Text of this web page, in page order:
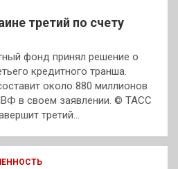
третий по счету
фонд принял решение о
кредитного транша.
около 880 миллионов
в своем заявлении. © ТАСС
третий…